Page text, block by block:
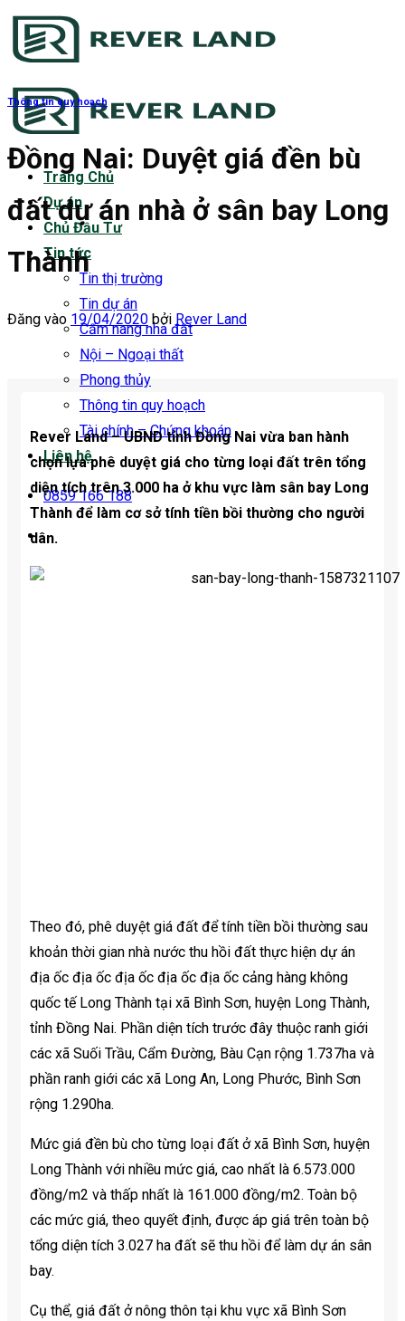
Bỏ
qua
dung
Trang Chủ
Dự án
Chủ Đầu Tư
Tin tức
Tin thị trường
Tin dự án
Cẩm nang nhà đất
Nội – Ngoại thất
Phong thủy
Thông tin quy hoạch
Tài chính – Chứng khoán
Liên hệ
0859 166 188
Thông tin quy hoạch
Đồng Nai: Duyệt giá đền bù
đất dự án nhà ở sân bay Long
Thành
Đăng vào 19/04/2020 bởi Rever Land
Rever Land – UBND tỉnh Đồng Nai vừa ban hành
chọn lựa phê duyệt giá cho từng loại đất trên tổng
diện tích trên 3.000 ha ở khu vực làm sân bay Long
Thành để làm cơ sở tính tiền bồi thường cho người
dân.
Theo đó, phê duyệt giá đất để tính tiền bồi thường sau
khoản thời gian nhà nước thu hồi đất thực hiện dự án
địa ốc địa ốc địa ốc địa ốc địa ốc cảng hàng không
quốc tế Long Thành tại xã Bình Sơn, huyện Long Thành,
tỉnh Đồng Nai. Phần diện tích trước đây thuộc ranh giới
các xã Suối Trầu, Cẩm Đường, Bàu Cạn rộng 1.737ha và
phần ranh giới các xã Long An, Long Phước, Bình Sơn
rộng 1.290ha.
Mức giá đền bù cho từng loại đất ở xã Bình Sơn, huyện
Long Thành với nhiều mức giá, cao nhất là 6.573.000
đồng/m2 và thấp nhất là 161.000 đồng/m2. Toàn bộ
các mức giá, theo quyết định, được áp giá trên toàn bộ
tổng diện tích 3.027 ha đất sẽ thu hồi để làm dự án sân
bay.
Cụ thể, giá đất ở nông thôn tại khu vực xã Bình Sơn